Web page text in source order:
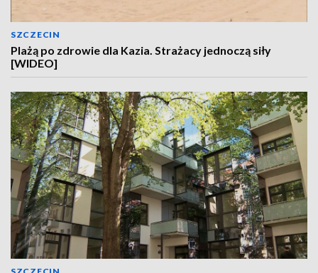
SZCZECIN
Plażą po zdrowie dla Kazia. Strażacy jednoczą siły
[WIDEO]